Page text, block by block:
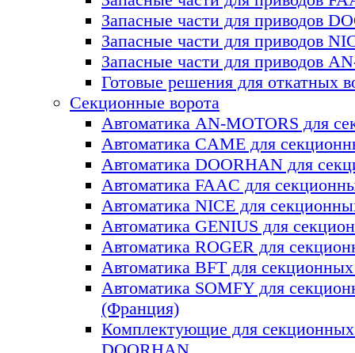
Запасные части для приводов
Запасные части для приводов
Запасные части для приводов
Готовые решения для откатных
Секционные ворота
Автоматика AN-MOTORS для
Автоматика CAME для
Автоматика DOORHAN для
Автоматика FAAC для
Автоматика NICE для
Автоматика GENIUS для
Автоматика ROGER для
Автоматика BFT для
Автоматика SOMFY для
(Франция)
Комплектующие для секционных